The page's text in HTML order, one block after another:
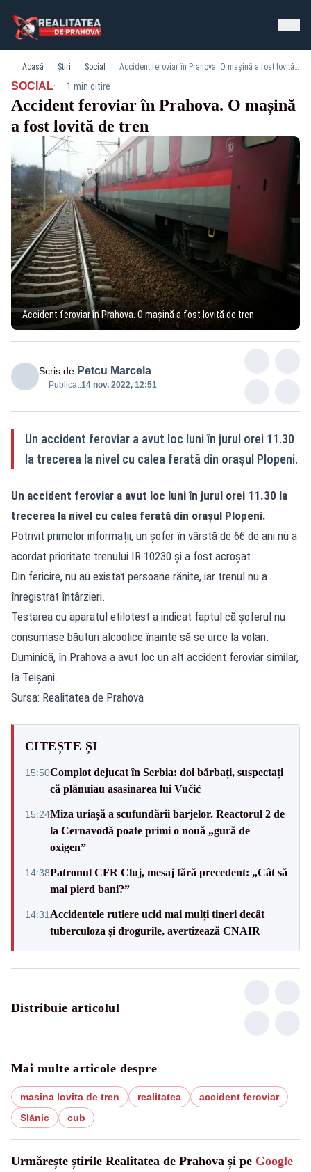
Acasă Știri Social Accident feroviar în Prahova. O mașină a fost lovită de tren
SOCIAL· 1 min citire
Accident feroviar în Prahova. O mașină
a fost lovită de tren
Accident feroviar în Prahova. O mașină a fost lovită de tren
Scris de Petcu Marcela
Publicat:14 nov. 2022, 12:51
Un accident feroviar a avut loc luni în jurul orei 11.30
la trecerea la nivel cu calea ferată din orașul Plopeni.
Un accident feroviar a avut loc luni în jurul orei 11.30 la
trecerea la nivel cu calea ferată din orașul Plopeni.
Potrivit primelor informații, un șofer în vârstă de 66 de ani nu a
acordat prioritate trenului IR 10230 și a fost acroșat.
Din fericire, nu au existat persoane rănite, iar trenul nu a
înregistrat întârzieri.
Testarea cu aparatul etilotest a indicat faptul că șoferul nu
consumase băuturi alcoolice înainte să se urce la volan.
Duminică, în Prahova a avut loc un alt accident feroviar similar,
la Teișani.
Sursa: Realitatea de Prahova
CITEȘTE ȘI
15:50Complot dejucat în Serbia: doi bărbați, suspectați
că plănuiau asasinarea lui Vučić
15:24Miza uriașă a scufundării barjelor. Reactorul 2 de
la Cernavodă poate primi o nouă „gură de
oxigen”
14:38Patronul CFR Cluj, mesaj fără precedent: „Cât să
mai pierd bani?”
14:31 Accidentele rutiere ucid mai mulți tineri decât
tuberculoza și drogurile, avertizează CNAIR
Distribuie articolul
Mai multe articole despre
masina lovita de tren realitatea
accident feroviar
Slănic
cub
Urmărește știrile Realitatea de Prahova și pe Google